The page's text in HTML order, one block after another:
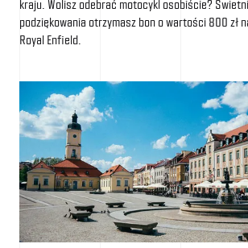
kraju. Wolisz odebrać motocykl osobiście?
podziękowania otrzymasz bon o wartości 800 zł
Royal Enfield.